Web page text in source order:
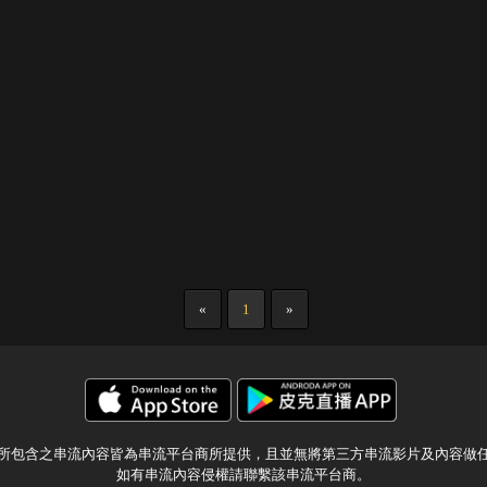
« 1 »
包含之串流內容皆為串流平台商所提供，且並無將第三方串流影片及內容做
如有串流內容侵權請聯繫該串流平台商。